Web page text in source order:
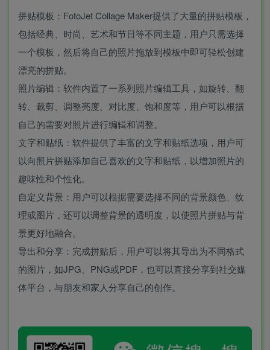
拼贴模板：FotoJet Collage Maker提供了大量的拼贴模板，
包括经典、时尚、艺术和节日等不同主题，用户只需选择
一个模板，然后将自己的照片拖放到模板中即可轻松创建
漂亮的拼贴。
照片编辑：软件内置了一系列照片编辑工具，如旋转、翻
转、裁剪、调整亮度、对比度、饱和度等，用户可以根据
自己的需要对照片进行编辑和调整。
文字和贴纸：软件提供了丰富的文字和贴纸选项，用户可
以向照片拼贴添加自己喜欢的文字和贴纸，以增加照片的
趣味性和个性化。
自定义背景：用户可以根据需要选择不同的背景颜色、纹
理或图片，还可以调整背景的透明度，以使照片拼贴与背
景更好地融合。
导出和分享：完成拼贴后，用户可以将其导出为不同格式
的图片，如JPG、PNG或PDF，也可以直接分享到社交媒
体平台，与朋友和家人分享自己的创作。